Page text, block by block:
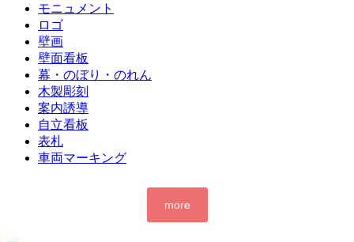
モニュメント
ロゴ
壁画
壁面看板
幕・のぼり・のれん
木製彫刻
案内誘導
自立看板
表札
車両マーキング
more